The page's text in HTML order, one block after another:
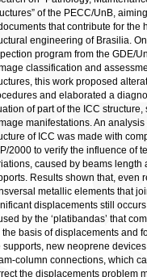
of the PECC/UnB,
that contribute for the
engineering of Brasilia.
program from the GDE/
classification and
this work proposed
and elaborated a
of part of the ICC structure,
manifestations. An analysis
of ICC was made with
2000 to verify the influence of
caused by beams length
Results shown that, even
metallic elements that
displacements still
by the ‘platibandas’ that
the basis of displacements and
supports, new neoprene
column connections, which
the displacements problem